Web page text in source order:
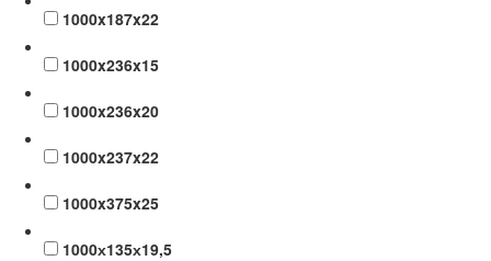
1000x187x22
1000x236x15
1000x236x20
1000x237x22
1000x375x25
1000х135х19,5